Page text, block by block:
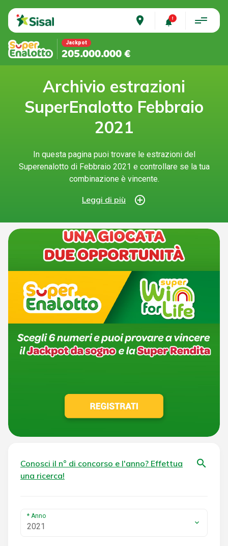
place
Jackpot
205.000.000 €
Archivio estrazioni
SuperEnalotto Febbraio
2021
In questa pagina puoi trovare le estrazioni del
Superenalotto di Febbraio 2021 e controllare se la tua
combinazione è vincente.
Leggi di più add_circle_outline
Conosci il n° di concorso e l'anno? Effettua
una ricerca!
search
* Anno
2021